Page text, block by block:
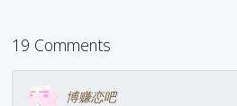
19 Comments
博赚恋吧